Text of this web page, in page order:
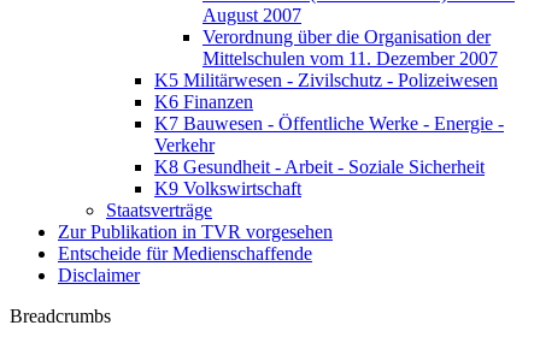
August 2007
Verordnung über die Organisation der
Mittelschulen vom 11. Dezember 2007
K5 Militärwesen - Zivilschutz - Polizeiwesen
K6 Finanzen
K7 Bauwesen - Öffentliche Werke - Energie -
Verkehr
K8 Gesundheit - Arbeit - Soziale Sicherheit
K9 Volkswirtschaft
Staatsverträge
Zur Publikation in TVR vorgesehen
Entscheide für Medienschaffende
Disclaimer
Breadcrumbs